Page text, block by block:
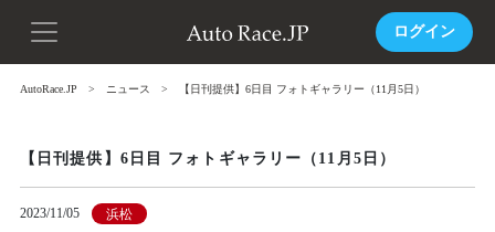
ログイン
AutoRace.JP ニュース 【日刊提供】6日目 フォトギャラリー（11月5日）
【日刊提供】6日目 フォトギャラリー（11月5日）
2023/11/05 浜松